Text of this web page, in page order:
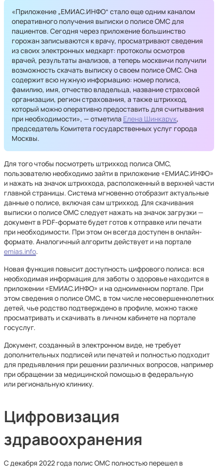
«Приложение „ЕМИАС.ИНФО“ стало еще одним каналом
оперативного получения выписки о полисе ОМС для
пациентов. Сегодня через приложение большинство
горожан записываются к врачу, просматривают сведения
из своих электронных медкарт: протоколы осмотров
врачей, результаты анализов, а теперь москвичи получили
возможность скачать выписку о своем полисе ОМС. Она
содержит всю нужную информацию: номер полиса,
фамилию, имя, отчество владельца, название страховой
организации, регион страхования, а также штрихкод,
который можно оперативно предоставить для считывания
при необходимости», — отметила Елена Шинкарук,
председатель Комитета государственных услуг города
Москвы.
Для того чтобы посмотреть штрихкод полиса ОМС,
пользователю необходимо зайти в приложение «ЕМИАС.ИНФО»
и нажать на значок штрихкода, расположенный в верхней части
главной страницы. Система мгновенно отобразит актуальные
данные о полисе, включая сам штрихкод. Для скачивания
выписки о полисе ОМС следует нажать на значок загрузки —
документ в PDF-формате будет готов к отправке или печати
при необходимости. При этом он всегда доступен в онлайн-
формате. Аналогичный алгоритм действует и на портале
emias.info.
Новая функция повысит доступность цифрового полиса: вся
необходимая информация для заботы о здоровье находится в
приложении «ЕМИАС.ИНФО» и на одноименном портале. При
этом сведения о полисе ОМС, в том числе несовершеннолетних
детей, чье родство подтверждено в профиле, можно также
просматривать и скачивать в личном кабинете на портале
госуслуг.
Документ, созданный в электронном виде, не требует
дополнительных подписей или печатей и полностью подходит
для предъявления при решении различных вопросов, например
при обращении за медицинской помощью в федеральную
или региональную клинику.
Цифровизация
здравоохранения
С декабря 2022 года полис ОМС полностью перешел в